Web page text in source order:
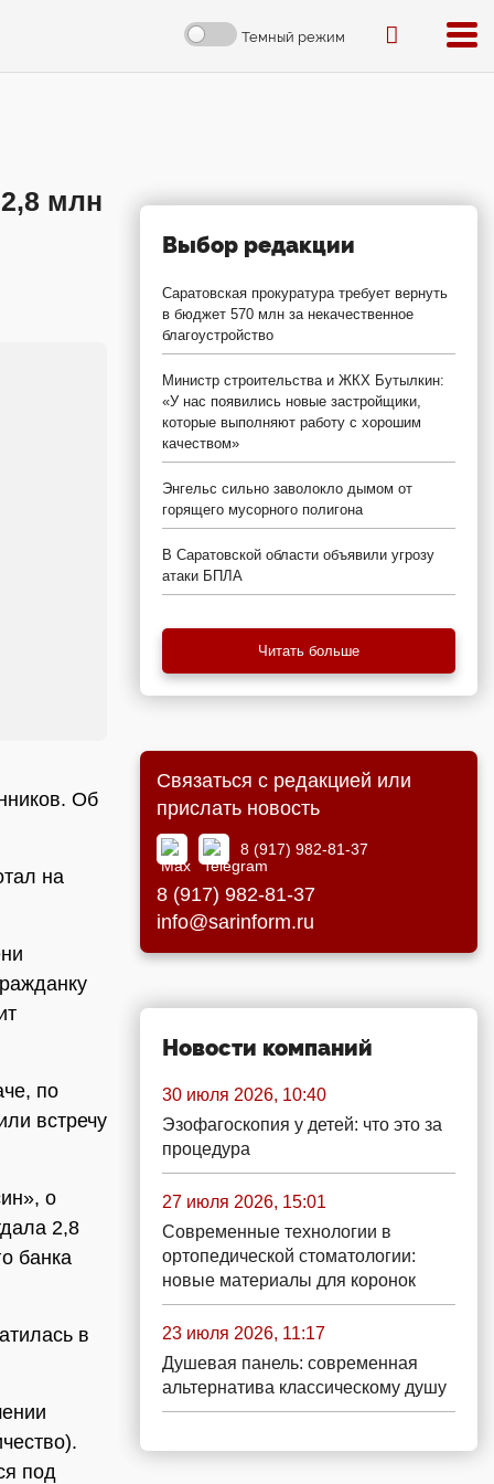
Темный режим
млн
Об
на
по
встречу
о
2,8
банка
в
под
Выбор редакции
Саратовская прокуратура требует вернуть
в бюджет 570 млн за некачественное
благоустройство
Министр строительства и ЖКХ Бутылкин:
«У нас появились новые застройщики,
которые выполняют работу с хорошим
качеством»
Энгельс сильно заволокло дымом от
горящего мусорного полигона
В Саратовской области объявили угрозу
атаки БПЛА
Читать больше
Связаться с редакцией или
прислать новость
8 (917) 982-81-37
8 (917) 982-81-37
info@sarinform.ru
Новости компаний
30 июля 2026, 10:40
Эзофагоскопия у детей: что это за
процедура
27 июля 2026, 15:01
Современные технологии в
ортопедической стоматологии:
новые материалы для коронок
23 июля 2026, 11:17
Душевая панель: современная
альтернатива классическому душу